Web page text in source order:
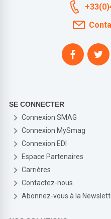
SE CONNECTER
Connexion SMAG
Connexion MySmag
Connexion EDI
Espace Partenaires
Carrières
Contactez-nous
Abonnez-vous à la